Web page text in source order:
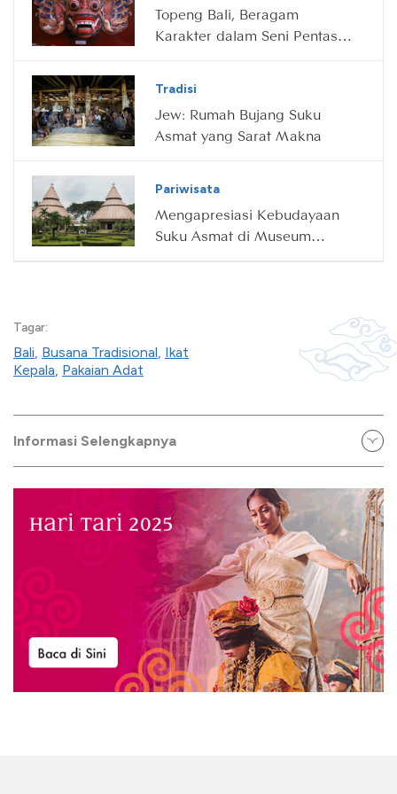
Topeng Bali, Beragam
Karakter dalam Seni Pentas
Tradisi
Jew: Rumah Bujang Suku
Asmat yang Sarat Makna
Pariwisata
Mengapresiasi Kebudayaan
Suku Asmat di Museum
Tagar:
Bali, Busana Tradisional, Ikat
Kepala, Pakaian Adat
Informasi Selengkapnya